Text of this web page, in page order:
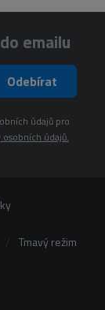
emailu
Odebírat
údajů pro
osobních údajů.
Tmavý režim